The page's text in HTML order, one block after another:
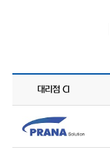
대리점 CI